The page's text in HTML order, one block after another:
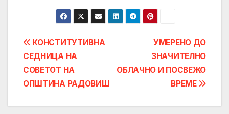
Post
navigation
УМЕРЕНО ДО
ЗНАЧИТЕЛНО
ОБЛАЧНО И ПОСВЕЖО
ВРЕМЕ
КОНСТИТУТИВНА
СЕДНИЦА НА
СОВЕТОТ НА
ОПШТИНА РАДОВИШ